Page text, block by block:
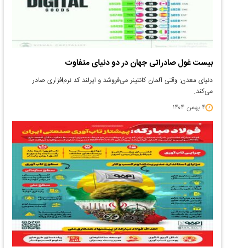
بیست غول صادراتی جهان در دو دنیای متفاوت
دنیای معدن: وقتی آلمان کانتینر می‌فروشد و ایرلند کد نرم‌افزاری صادر
می‌کند.
۴ بهمن ۱۴۰۴